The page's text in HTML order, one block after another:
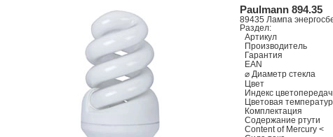
Paulmann 894.35
89435 Лампа
Раздел:
Артикул
Производитель
Гарантия
EAN
⌀ Диаметр стекла
Цвет
Индекс
Цветовая
Комплектация
Содержание ртути
Content of Mercury <